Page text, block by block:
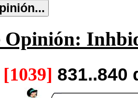
Opinión:
831..840